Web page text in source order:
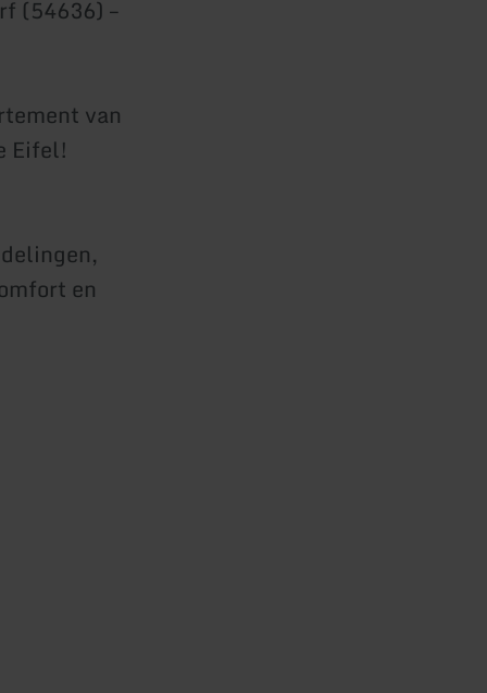
(54636) –
van
Eifel!
en